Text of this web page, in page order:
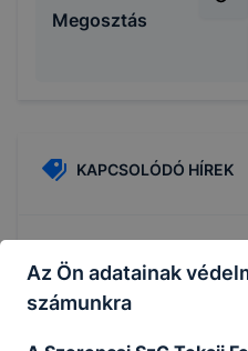
Megosztás
KAPCSOLÓDÓ HÍREK
Az Ön adatainak
számunkra